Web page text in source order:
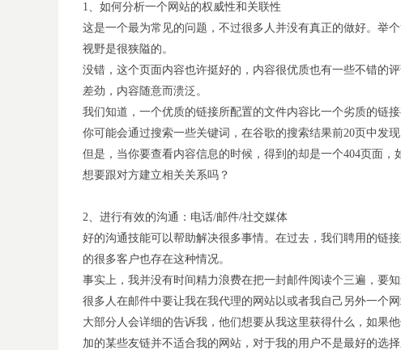
1、如何分析一个网站的权威性和关联性
这是一个最为常见的问题，不过很多人并没有真正的做好。举
视野是很狭隘的。
没错，这个页面内容也许挺好的，内容很优质也有一些不错的
差劲，内容随意而溃泛。
我们知道，一个优质的链接所配置的文件内容比一个劣质的链
你可能会通过搜索一些关键词，在谷歌的搜索结果前20页中发
但是，当你要查看内容信息的时候，得到的却是一个404页面
想要跟对方建立相关关系吗？
2、进行有效的沟通：电话/邮件/社交媒体
好的沟通技能可以帮助解决很多事情。在过去，我们聘用的链
的很多客户也存在这种情况。
事实上，我并没有时间精力浪费在把一封邮件阅读个三遍，要
很多人在邮件中要让我在我代理的网站以或者我自己另外一个
大部分人会详细的告诉我，他们想要从我这里获得什么，如果
加的某些友链并不适合我的网站，对于我的用户不是最好的选